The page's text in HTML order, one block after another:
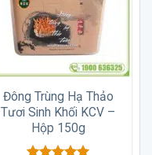
Đông Trùng Hạ Thảo
Tươi Sinh Khối KCV –
Hộp 150g